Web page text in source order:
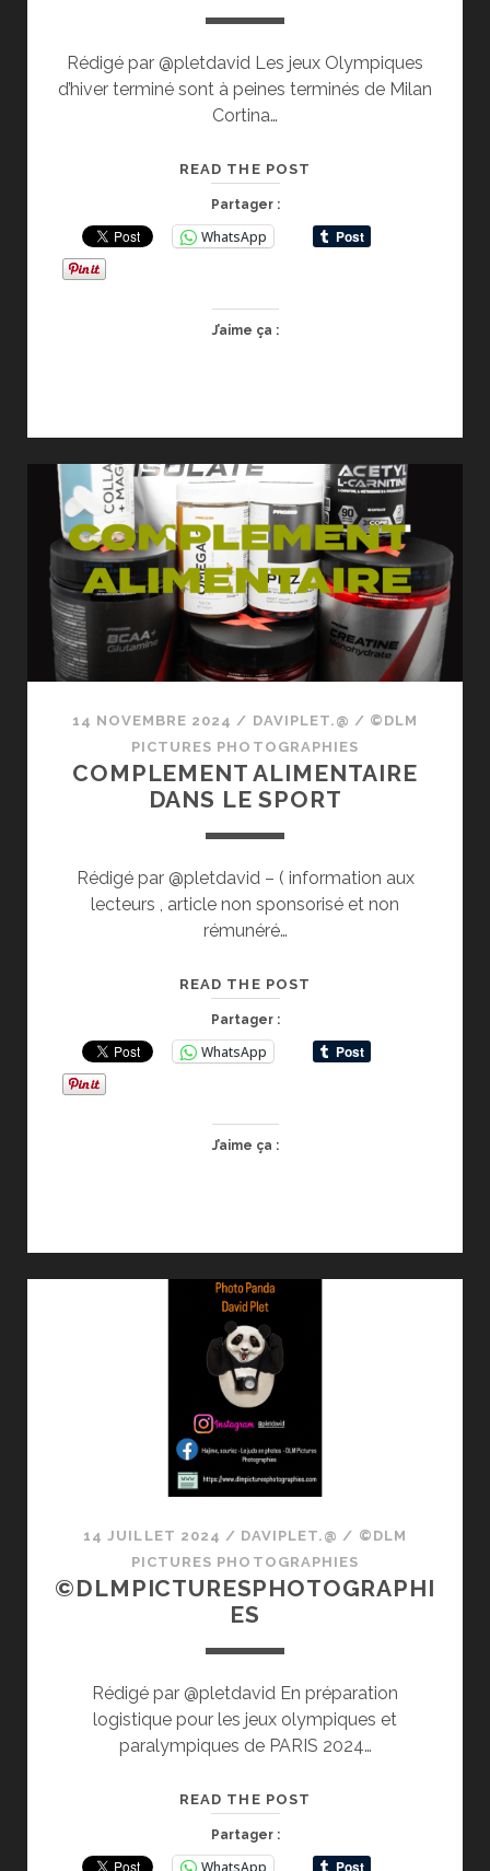
Rédigé par @pletdavid Les jeux Olympiques
d’hiver terminé sont à peines terminés de Milan
Cortina…
READ THE POST
JEUX
PHOTOGRAPHIES
Partager :
WhatsApp
J’aime ça :
14 NOVEMBRE 2024 / DAVIPLET.@ / ©DLM
PICTURES PHOTOGRAPHIES
COMPLEMENT ALIMENTAIRE
DANS LE SPORT
Rédigé par @pletdavid – ( information aux
lecteurs , article non sponsorisé et non
rémunéré…
READ THE POST
LE
Partager :
WhatsApp
J’aime ça :
14 JUILLET 2024 / DAVIPLET.@ / ©DLM
PICTURES PHOTOGRAPHIES
©DLMPICTURESPHOTOGRAPHI
ES
Rédigé par @pletdavid En préparation
logistique pour les jeux olympiques et
paralympiques de PARIS 2024…
READ THE POST
Partager :
WhatsApp